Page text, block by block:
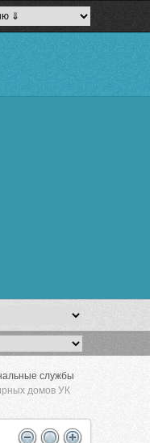
службы
домов УК